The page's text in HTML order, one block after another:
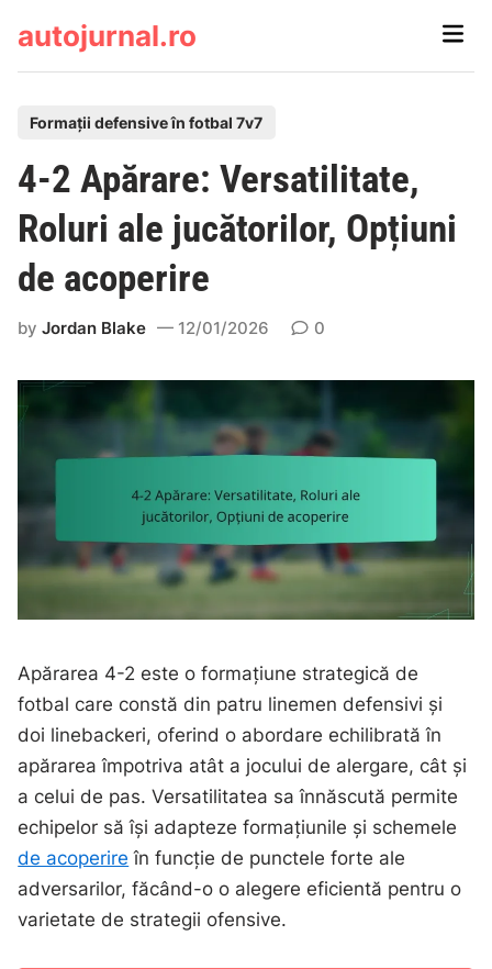
autojurnal.ro
Main
s
t
e
d
n
Formații defensive în fotbal 7v7
4-2 Apărare: Versatilitate,
Roluri ale jucătorilor, Opțiuni
de acoperire
byJordan Blake 12/01/2026 0
Apărarea 4-2 este o formațiune strategică de
fotbal care constă din patru linemen defensivi și
doi linebackeri, oferind o abordare echilibrată în
apărarea împotriva atât a jocului de alergare, cât și
a celui de pas. Versatilitatea sa înnăscută permite
echipelor să își adapteze formațiunile și schemele
de acoperire în funcție de punctele forte ale
adversarilor, făcând-o o alegere eficientă pentru o
varietate de strategii ofensive.